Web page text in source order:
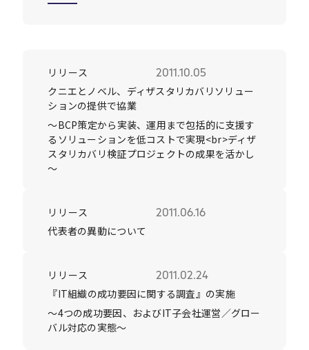
News
サイト内検索
Contact
クニエとノベル、ディザスタリカバリソリュー
ションの提供で協業
～BCP策定から実装、運用まで包括的に支援す
るソリューションを低コストで実現<br>ディザ
スタリカバリ検証プロジェクトの成果を活かし
～
リリース 2011.10.05
代表者の異動について
リリース 2011.06.16
『IT組織の成功要因に関する調査』の実施
～4つの成功要因、およびIT子会社運営／グロー
バル対応の実態～
リリース 2011.02.24